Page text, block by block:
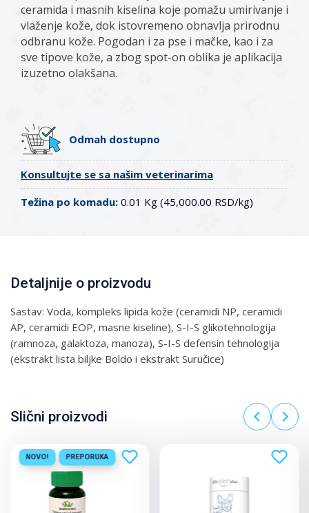
ceramida i masnih kiselina koje pomažu umirivanje i
vlaženje kože, dok istovremeno obnavlja prirodnu
odbranu kože. Pogodan i za pse i mačke, kao i za
sve tipove kože, a zbog spot-on oblika je aplikacija
izuzetno olakšana.
Odmah dostupno
Konsultujte se sa našim veterinarima
Težina po komadu: 0.01 Kg (45,000.00 RSD/kg)
Detaljnije o proizvodu
Sastav: Voda, kompleks lipida kože (ceramidi NP, ceramidi
AP, ceramidi EOP, masne kiseline), S-I-S glikotehnologija
(ramnoza, galaktoza, manoza), S-I-S defensin tehnologija
(ekstrakt lista biljke Boldo i ekstrakt Suručice)
Slični proizvodi
NOVO! PREPORUKA